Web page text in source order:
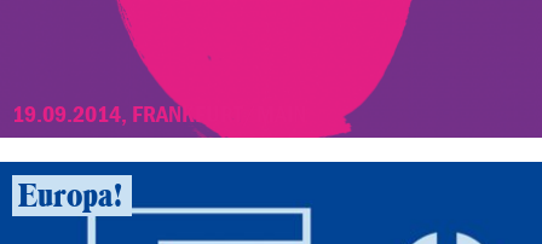
19.09.2014, FRANKFURT/MAIN
Europa!